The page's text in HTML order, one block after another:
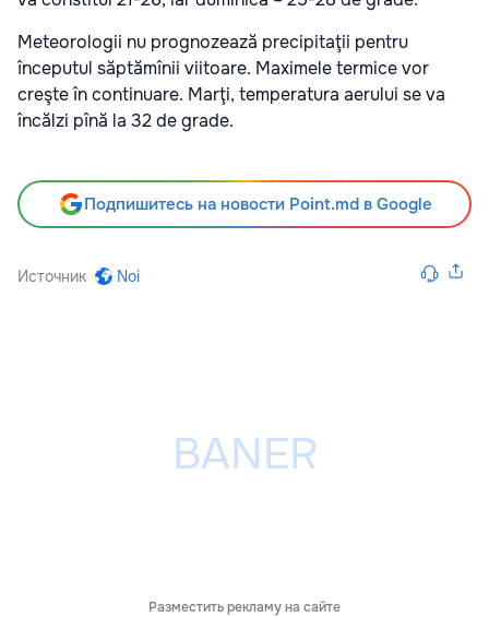
Meteorologii nu prognozează precipitaţii pentru
începutul săptămînii viitoare. Maximele termice vor
creşte în continuare. Marţi, temperatura aerului se va
încălzi pînă la 32 de grade.
Подпишитесь на новости Point.md в Google
Источник Noi
Разместить рекламу на сайте